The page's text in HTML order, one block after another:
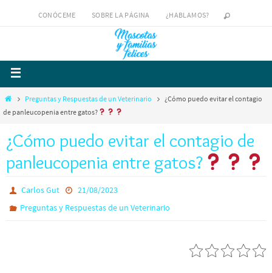
CONÓCEME SOBRE LA PÁGINA ¿HABLAMOS?
Preguntas y Respuestas de un Veterinario
¿Cómo puedo evitar el contagio
de panleucopenia entre gatos?
¿Cómo puedo evitar el contagio de
panleucopenia entre gatos?
Carlos Gut
21/08/2023
Preguntas y Respuestas de un Veterinario